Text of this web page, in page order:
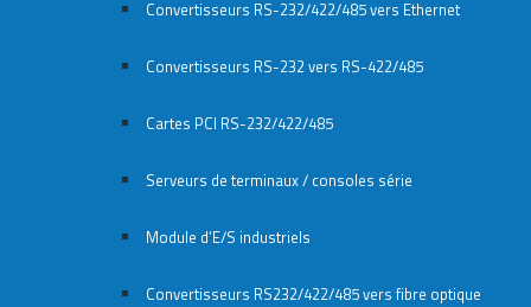
Convertisseurs RS-232/422/485 vers Ethernet
Convertisseurs RS-232 vers RS-422/485
Cartes PCI RS-232/422/485
Serveurs de terminaux / consoles série
Module d’E/S industriels
Convertisseurs RS232/422/485 vers fibre optique